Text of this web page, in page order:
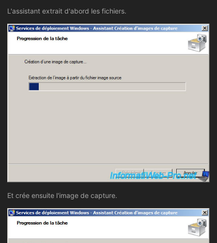
L'assistant extrait d'abord les fichiers.
Et crée ensuite l'image de capture.